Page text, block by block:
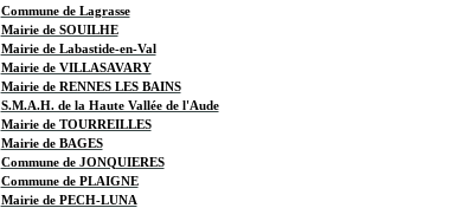
Commune de Lagrasse
Mairie de SOUILHE
Mairie de Labastide-en-Val
Mairie de VILLASAVARY
Mairie de RENNES LES BAINS
S.M.A.H. de la Haute Vallée de l'Aude
Mairie de TOURREILLES
Mairie de BAGES
Commune de JONQUIERES
Commune de PLAIGNE
Mairie de PECH-LUNA